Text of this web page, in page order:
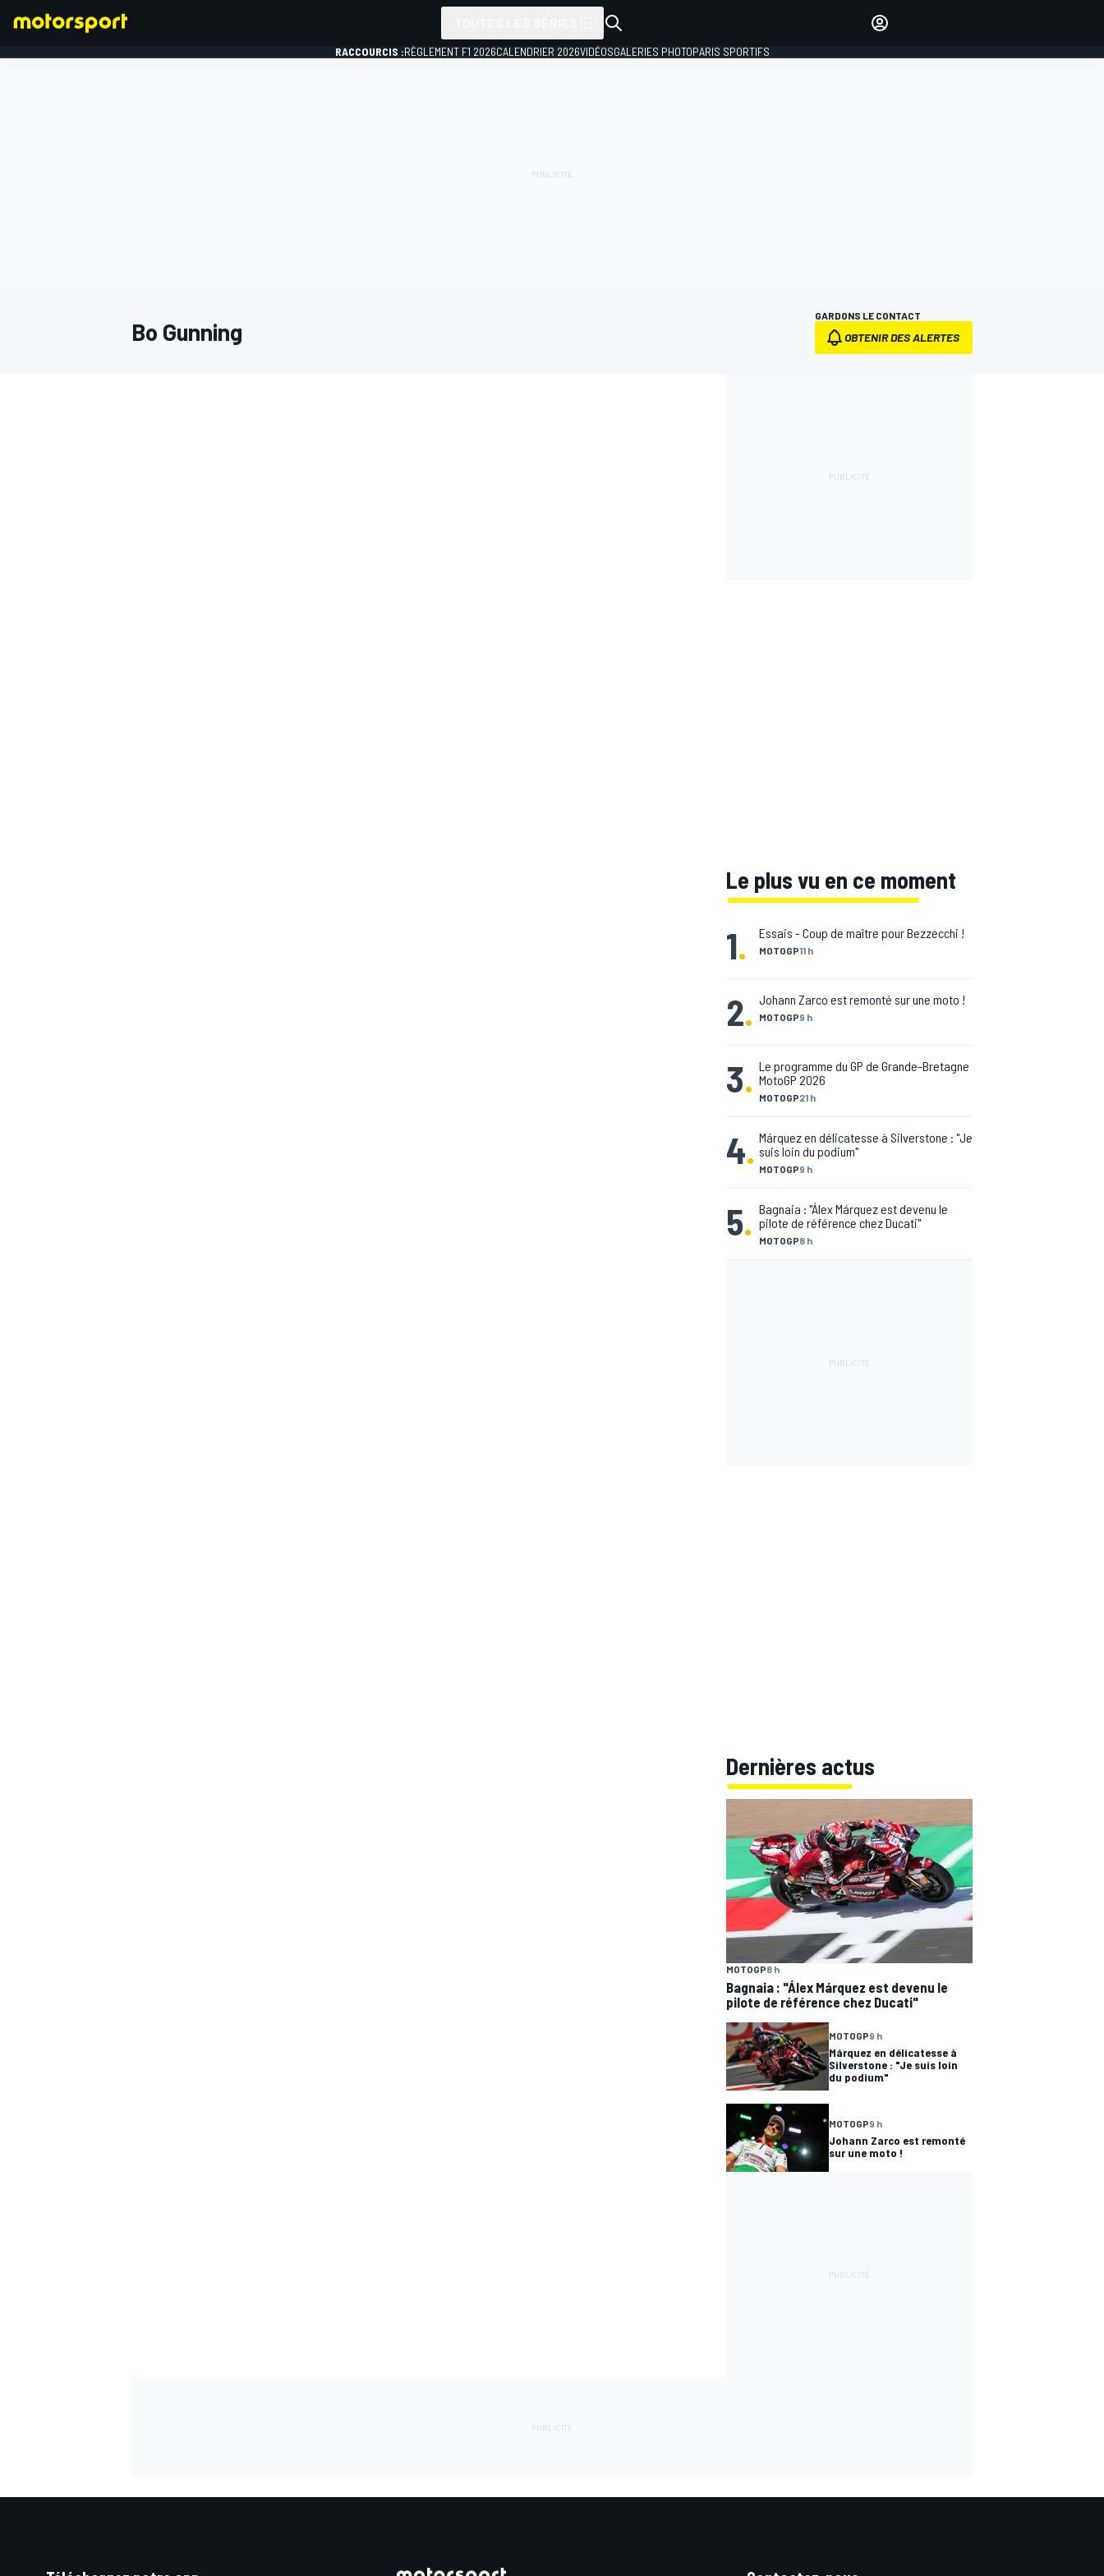
RACCOURCIS :RÈGLEMENT F1 2026CALENDRIER 2026VIDÉOSGALERIES PHOTOPARIS SPORTIFS
Bo Gunning
GARDONS LE CONTACT
OBTENIR DES ALERTES
Le plus vu en ce moment
1. MOTOGP11 h
Essais - Coup de maître pour Bezzecchi !
2. MOTOGP9 h
Johann Zarco est remonté sur une moto !
3. MOTOGP21 h
Le programme du GP de Grande-Bretagne
MotoGP 2026
4. MOTOGP9 h
Márquez en délicatesse à Silverstone : "Je
suis loin du podium"
5. MOTOGP8 h
Bagnaia : "Álex Márquez est devenu le
pilote de référence chez Ducati"
Dernières actus
MOTOGP8 h
Bagnaia : "Álex Márquez est devenu le
pilote de référence chez Ducati"
MOTOGP9 h
Márquez en délicatesse à
Silverstone : "Je suis loin
du podium"
MOTOGP9 h
Johann Zarco est remonté
sur une moto !